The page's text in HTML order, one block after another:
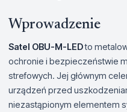
Wprowadzenie
Satel OBU-M-LEDto
ochronie i bezpieczeństwie
strefowych. Jej głównym
urządzeń przed
niezastąpionym elementem